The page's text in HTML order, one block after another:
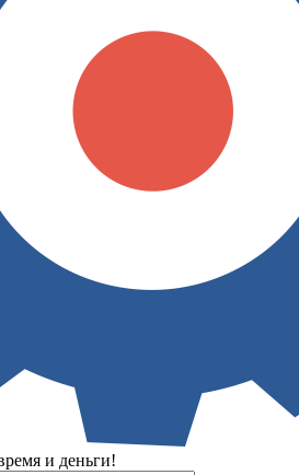
и деньги!